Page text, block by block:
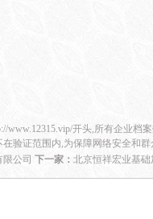
www.12315.vip/开头,所有企业档
验证范围内,为保障网络安全和
公司 下一家： 北京恒祥宏业基